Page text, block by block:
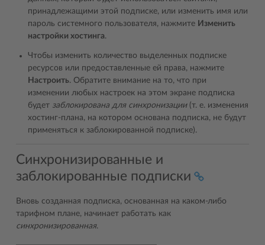
принадлежащими этой подписке, или изменить имя или
пароль системного пользователя, нажмите Изменить
настройки хостинга.
Чтобы изменить количество выделенных подписке
ресурсов или предоставленные ей права, нажмите
Настроить. Обратите внимание на то, что при
изменении любых настроек на этом экране подписка
будет заблокирована для синхронизации(т. е. изменения
хостинг-плана, на котором основана подписка, не будут
применяться к заблокированной подписке).
Синхронизированные и
заблокированные подписки
Вновь созданная подписка, основанная на каком-либо
тарифном плане, начинает работать как
синхронизированная.